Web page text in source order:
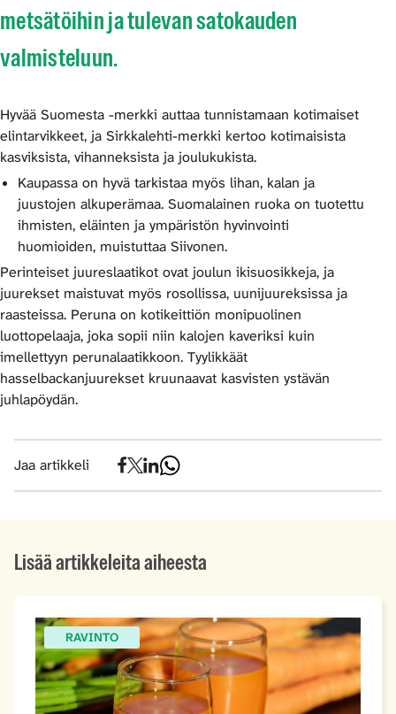
metsätöihin ja tulevan satokauden
valmisteluun.
Hyvää Suomesta -merkki auttaa tunnistamaan kotimaiset
elintarvikkeet, ja Sirkkalehti-merkki kertoo kotimaisista
kasviksista, vihanneksista ja joulukukista.
Kaupassa on hyvä tarkistaa myös lihan, kalan ja
juustojen alkuperämaa. Suomalainen ruoka on tuotettu
ihmisten, eläinten ja ympäristön hyvinvointi
huomioiden, muistuttaa Siivonen.
Perinteiset juureslaatikot ovat joulun ikisuosikkeja, ja
juurekset maistuvat myös rosollissa, uunijuureksissa ja
raasteissa. Peruna on kotikeittiön monipuolinen
luottopelaaja, joka sopii niin kalojen kaveriksi kuin
imellettyyn perunalaatikkoon. Tyylikkäät
hasselbackanjuurekset kruunaavat kasvisten ystävän
juhlapöydän.
Jaa artikkeli
Lisää artikkeleita aiheesta
RAVINTO